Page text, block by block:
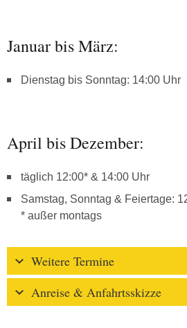
Januar bis März:
Dienstag bis Sonntag: 14:00 Uhr
April bis Dezember:
täglich 12:00* & 14:00 Uhr
Samstag, Sonntag & Feiertage:
* außer montags
Weitere Termine
Anreise & Anfahrtsskizze